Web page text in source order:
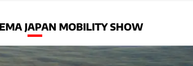
JAPAN MOBILITY SHOW